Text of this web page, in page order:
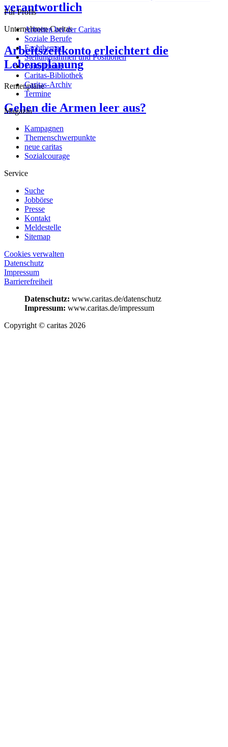
verantwortlich
Unternehmen Caritas
Arbeitszeitkonto erleichtert die
Lebensplanung
Rentenpläne
Gehen die Armen leer aus?
Für Profis
Arbeiten bei der Caritas
Soziale Berufe
Fachthemen
Stellungnahmen und Positionen
Fortbildung
Caritas-Bibliothek
Caritas-Archiv
Termine
Magazin
Kampagnen
Themenschwerpunkte
neue caritas
Sozialcourage
Service
Suche
Jobbörse
Presse
Kontakt
Meldestelle
Sitemap
Cookies verwalten
Datenschutz
Impressum
Barrierefreiheit
Datenschutz: www.caritas.de/datenschutz
Impressum: www.caritas.de/impressum
Copyright © caritas 2026